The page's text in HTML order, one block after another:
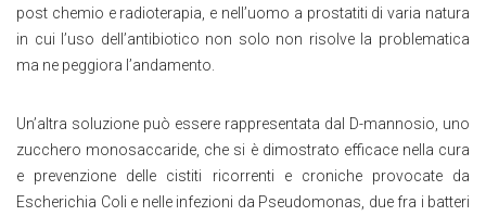
post chemio e radioterapia, e nell’uomo a prostatiti di varia natura
in cui l’uso dell’antibiotico non solo non risolve la problematica
ma ne peggiora l’andamento.
Un’altra soluzione può essere rappresentata dal D-mannosio, uno
zucchero monosaccaride, che si è dimostrato efficace nella cura
e prevenzione delle cistiti ricorrenti e croniche provocate da
Escherichia Coli e nelle infezioni da Pseudomonas, due fra i batteri